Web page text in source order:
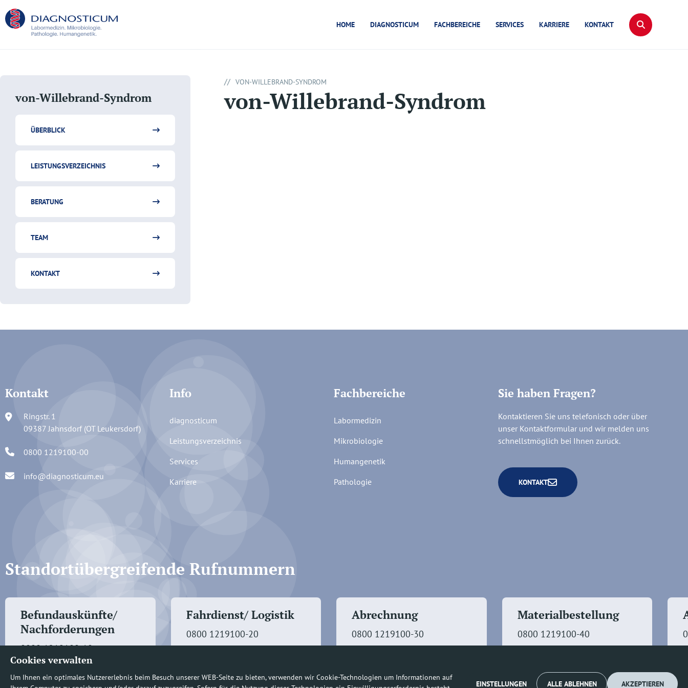
Cookies verwalten
Um Ihnen ein optimales Nutzererlebnis beim Besuch unserer WEB-Seite zu bieten, verwenden wir Cookie-Technologien um Informationen auf
AKZEPTIEREN
ALLE ABLEHNEN
EINSTELLUNGEN
HOME DIAGNOSTICUM FACHBEREICHE SERVICES KARRIERE KONTAKT
von-Willebrand-Syndrom
ÜBERBLICK
LEISTUNGSVERZEICHNIS
BERATUNG
TEAM
KONTAKT
// VON-WILLEBRAND-SYNDROM
von-Willebrand-Syndrom
Kontakt
Ringstr. 1
09387 Jahnsdorf (OT Leukersdorf)
0800 1219100-00
info@diagnosticum.eu
Info
diagnosticum
Leistungsverzeichnis
Services
Karriere
Fachbereiche
Labormedizin
Mikrobiologie
Humangenetik
Pathologie
Sie haben Fragen?
Kontaktieren Sie uns telefonisch oder über
unser Kontaktformular und wir melden uns
schnellstmöglich bei Ihnen zurück.
KONTAKT
Standortübergreifende Rufnummern
Befundauskünfte/
Nachforderungen
0800 1219100-10
Fahrdienst/ Logistik
0800 1219100-20
Abrechnung
0800 1219100-30
Materialbestellung
0800 1219100-40